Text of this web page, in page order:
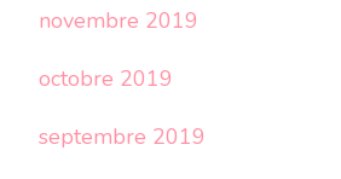
novembre 2019
octobre 2019
septembre 2019